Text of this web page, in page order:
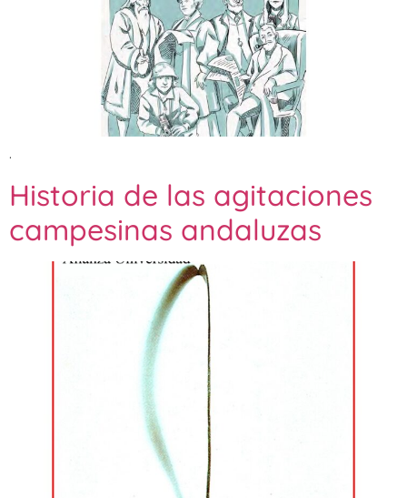
.
Historia de las agitaciones
campesinas andaluzas